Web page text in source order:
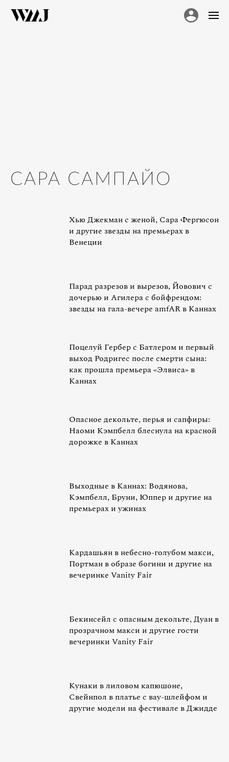
САРА САМПАЙО
Хью Джекман с женой, Сара Фергюсон
и другие звезды на премьерах в
Венеции
Парад разрезов и вырезов, Йовович с
дочерью и Агилера с бойфрендом:
звезды на гала-вечере amfAR в Каннах
Поцелуй Гербер с Батлером и первый
выход Родригес после смерти сына:
как прошла премьера «Элвиса» в
Каннах
Опасное декольте, перья и сапфиры:
Наоми Кэмпбелл блеснула на красной
дорожке в Каннах
Выходные в Каннах: Водянова,
Кэмпбелл, Бруни, Юппер и другие на
премьерах и ужинах
Кардашьян в небесно-голубом макси,
Портман в образе богини и другие на
вечеринке Vanity Fair
Бекинсейл с опасным декольте, Дуан в
прозрачном макси и другие гости
вечеринки Vanity Fair
Кунаки в лиловом капюшоне,
Свейнпол в платье с вау-шлейфом и
другие модели на фестивале в Джидде